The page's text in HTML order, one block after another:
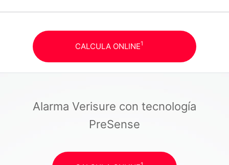
CALCULA ONLINE1
Alarma Verisure con tecnología
PreSense